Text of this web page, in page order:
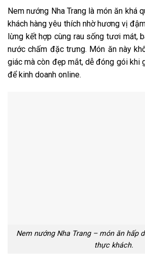
Nem nướng Nha Trang là món ăn khá
khách hàng yêu thích nhờ hương vị
lừng kết hợp cùng rau sống tươi mát,
nước chấm đặc trưng. Món ăn này
giác mà còn đẹp mắt, dễ đóng gói khi
để kinh doanh online.
Nem nướng Nha Trang – món ăn hấp
thực khách.